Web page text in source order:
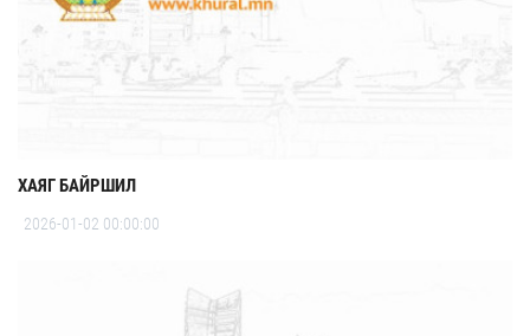
ХАЯГ БАЙРШИЛ
2026-01-02 00:00:00